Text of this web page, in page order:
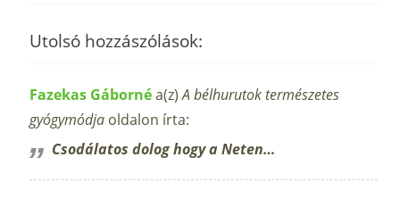
Utolsó hozzászólások:
Fazekas Gábornéa(z)A bélhurutok természetes
gyógymódja oldalon írta:
Csodálatos dolog hogy a Neten…